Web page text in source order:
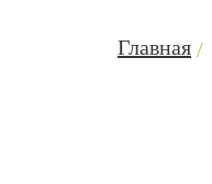
Главная